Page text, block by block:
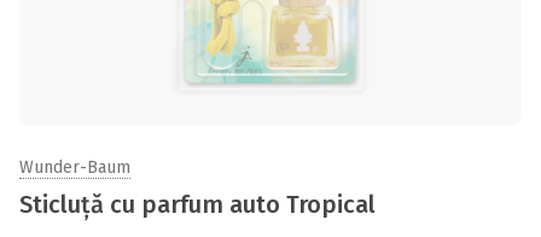
Wunder-Baum
Sticluță cu parfum auto Tropical